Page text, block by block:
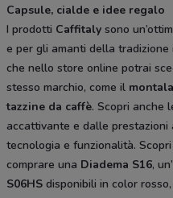
Capsule, cialde e idee regalo
I prodotti Caffitaly sono
e per gli amanti della
che nello store online potrai
stesso marchio, come il
tazzine da caffè. Scopri anche
accattivante e dalle prestazioni
tecnologia e funzionalità.
comprare una Diadema S16, un’
S06HS disponibili in color